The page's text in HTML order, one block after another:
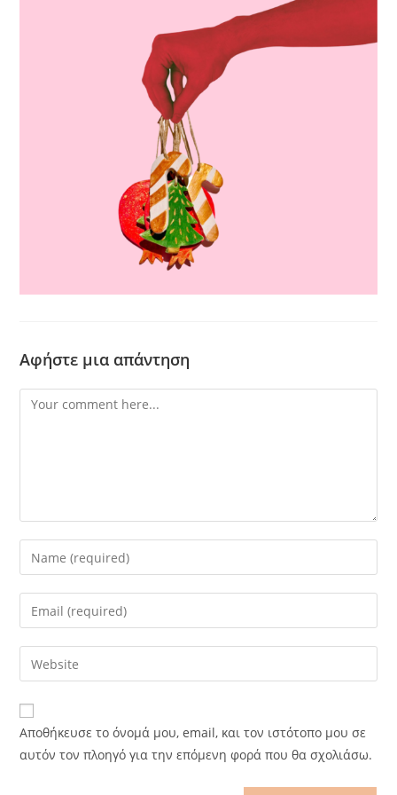
Αφήστε μια απάντηση
Comment
Enter
your
name
comment
Enter
your
email
address
comment
Enter
your
website
URL
(optional)
Αποθήκευσε το όνομά μου, email, και τον ιστότοπο μου σε
αυτόν τον πλοηγό για την επόμενη φορά που θα σχολιάσω.